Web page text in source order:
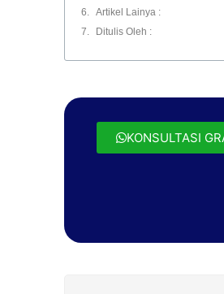
Artikel Lainya :
Ditulis Oleh :
KONSULTASI